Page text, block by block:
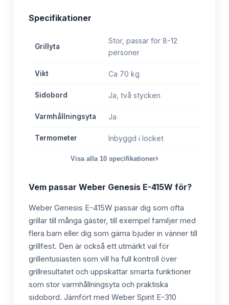
Specifikationer
Grillyta
Stor, passar för 8-12
personer
Vikt Ca 70 kg
Sidobord Ja, två stycken
Varmhållningsyta Ja
Termometer Inbyggd i locket
Visa alla 10 specifikationer›
Vem passar Weber Genesis E-415W för?
Weber Genesis E-415W passar dig som ofta
grillar till många gäster, till exempel familjer med
flera barn eller dig som gärna bjuder in vänner till
grillfest. Den är också ett utmärkt val för
grillentusiasten som vill ha full kontroll över
grillresultatet och uppskattar smarta funktioner
som stor varmhållningsyta och praktiska
sidobord. Jämfört med Weber Spirit E-310